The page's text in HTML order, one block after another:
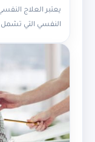
يعتبر العلاج
النفسي التي تشمل